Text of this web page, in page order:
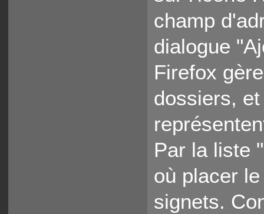
champ
dialogue
Firefox
dossiers,
Par la liste
où placer
signets.